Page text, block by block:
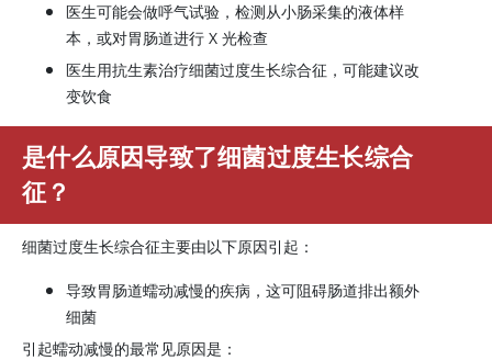
医生可能会做呼气试验，检测从小肠采集的液体样
本，或对胃肠道进行 X 光检查
医生用抗生素治疗细菌过度生长综合征，可能建议改
变饮食
是什么原因导致了细菌过度生长综合
征？
细菌过度生长综合征主要由以下原因引起：
导致胃肠道蠕动减慢的疾病，这可阻碍肠道排出额外
细菌
引起蠕动减慢的最常见原因是：